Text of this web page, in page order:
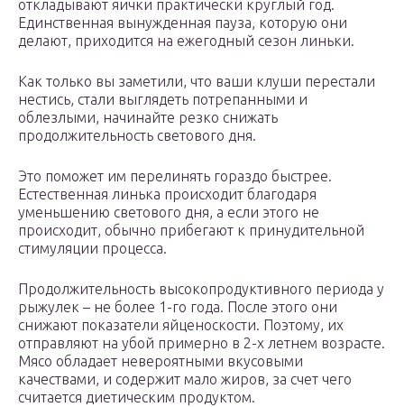
откладывают яички практически круглый год.
Единственная вынужденная пауза, которую они
делают, приходится на ежегодный сезон линьки.
Как только вы заметили, что ваши клуши перестали
нестись, стали выглядеть потрепанными и
облезлыми, начинайте резко снижать
продолжительность светового дня.
Это поможет им перелинять гораздо быстрее.
Естественная линька происходит благодаря
уменьшению светового дня, а если этого не
происходит, обычно прибегают к принудительной
стимуляции процесса.
Продолжительность высокопродуктивного периода у
рыжулек – не более 1-го года. После этого они
снижают показатели яйценоскости. Поэтому, их
отправляют на убой примерно в 2-х летнем возрасте.
Мясо обладает невероятными вкусовыми
качествами, и содержит мало жиров, за счет чего
считается диетическим продуктом.